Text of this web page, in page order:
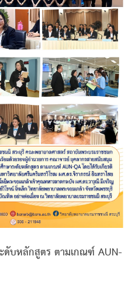
ดับหลักสูตร ตามเกณฑ์ AUN-